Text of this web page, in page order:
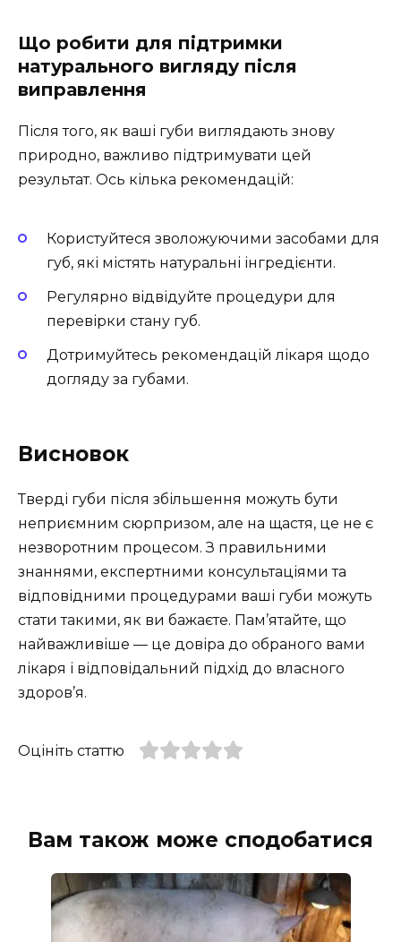
Що робити для підтримки
натурального вигляду після
виправлення
Після того, як ваші губи виглядають знову
природно, важливо підтримувати цей
результат. Ось кілька рекомендацій:
Користуйтеся зволожуючими засобами для
губ, які містять натуральні інгредієнти.
Регулярно відвідуйте процедури для
перевірки стану губ.
Дотримуйтесь рекомендацій лікаря щодо
догляду за губами.
Висновок
Тверді губи після збільшення можуть бути
неприємним сюрпризом, але на щастя, це не є
незворотним процесом. З правильними
знаннями, експертними консультаціями та
відповідними процедурами ваші губи можуть
стати такими, як ви бажаєте. Пам’ятайте, що
найважливіше — це довіра до обраного вами
лікаря і відповідальний підхід до власного
здоров’я.
Оцініть статтю
Вам також може сподобатися